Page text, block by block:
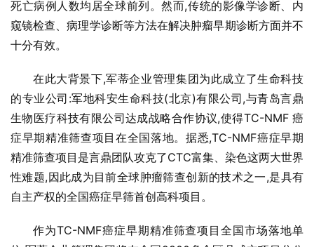
死亡病例人数均居全球前列。然而,传统的影像学诊断、内
窥镜检查、病理学诊断等方法在解决肿瘤早期诊断方面并不
十分有效。
在此大背景下,军蒂企业管理集团为此成立了生命科技
的专业公司:军地科安生命科技(北京)有限公司,与青岛言鼎
生物医疗科技有限公司达成战略合作协议,使得TC-NMF 癌
症早期精准筛查项目在全国落地。据悉,TC-NMF癌症早期
精准筛查项目是言鼎团队攻克了CTC富集、染色这两大世界
性难题,因此成为目前全球肿瘤筛查创新的技术之一,是具有
自主产权的全国癌症早筛首创高科项目。
作为TC-NMF癌症早期精准筛查项目全国市场落地单